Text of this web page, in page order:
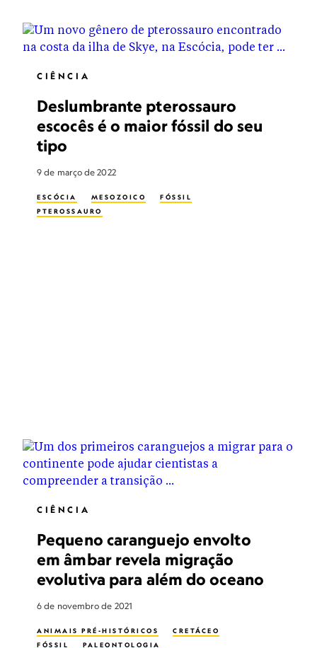
CIÊNCIA
Deslumbrante pterossauro
escocês é o maior fóssil do seu
tipo
9 de março de 2022
ESCÓCIA MESOZOICO
FÓSSIL
PTEROSSAURO
CIÊNCIA
Pequeno caranguejo envolto
em âmbar revela migração
evolutiva para além do oceano
6 de novembro de 2021
ANIMAIS PRÉ-HISTÓRICOS
CRETÁCEO
FÓSSIL
PALEONTOLOGIA